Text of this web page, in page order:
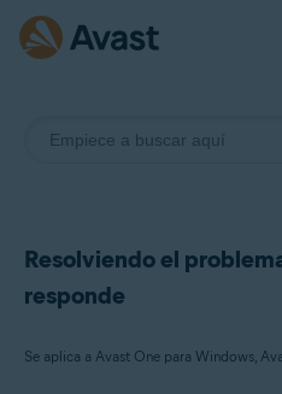
Resolviendo el
responde